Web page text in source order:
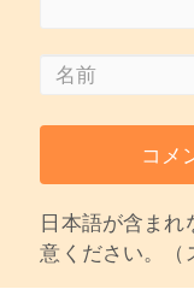
日本語が含ま
意ください。（